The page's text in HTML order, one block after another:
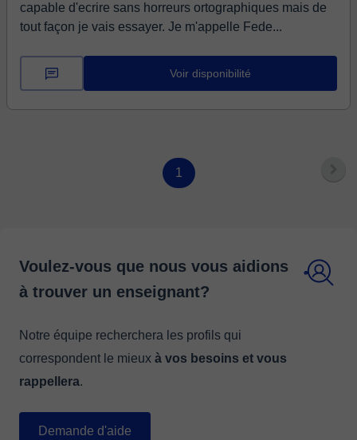
capable d'ecrire sans horreurs ortographiques mais de
tout façon je vais essayer. Je m'appelle Fede...
Voir disponibilité
1
Voulez-vous que nous vous aidions
à trouver un enseignant?
Notre équipe recherchera les profils qui
correspondent le mieux à vos besoins et vous
rappellera.
Demande d'aide